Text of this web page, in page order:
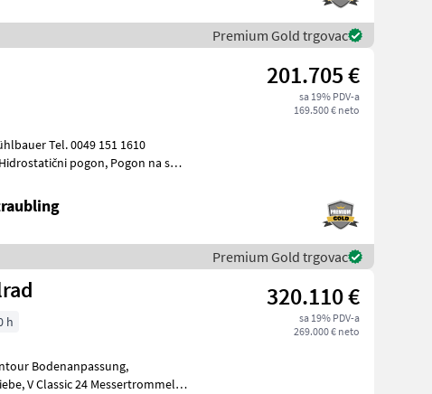
Premium Gold trgovac
201.705 €
sa 19% PDV-a
169.500 € neto
Premium Gold trgovac
320.110 €
sa 19% PDV-a
269.000 € neto
h